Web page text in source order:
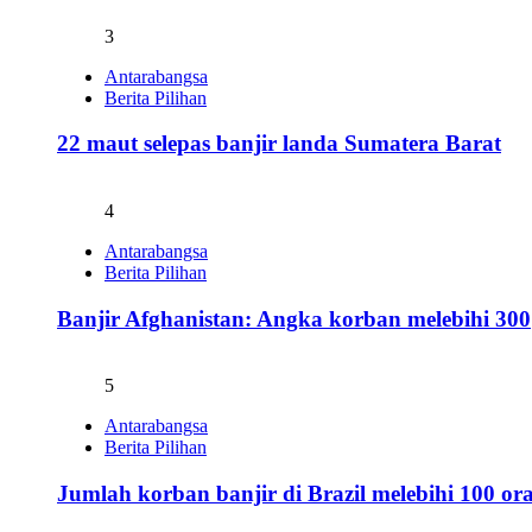
3
Antarabangsa
Berita Pilihan
22 maut selepas banjir landa Sumatera Barat
4
Antarabangsa
Berita Pilihan
Banjir Afghanistan: Angka korban melebihi 300
5
Antarabangsa
Berita Pilihan
Jumlah korban banjir di Brazil melebihi 100